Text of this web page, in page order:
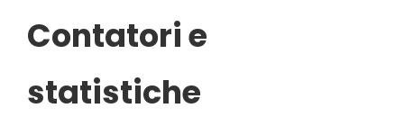
Contatori e
statistiche